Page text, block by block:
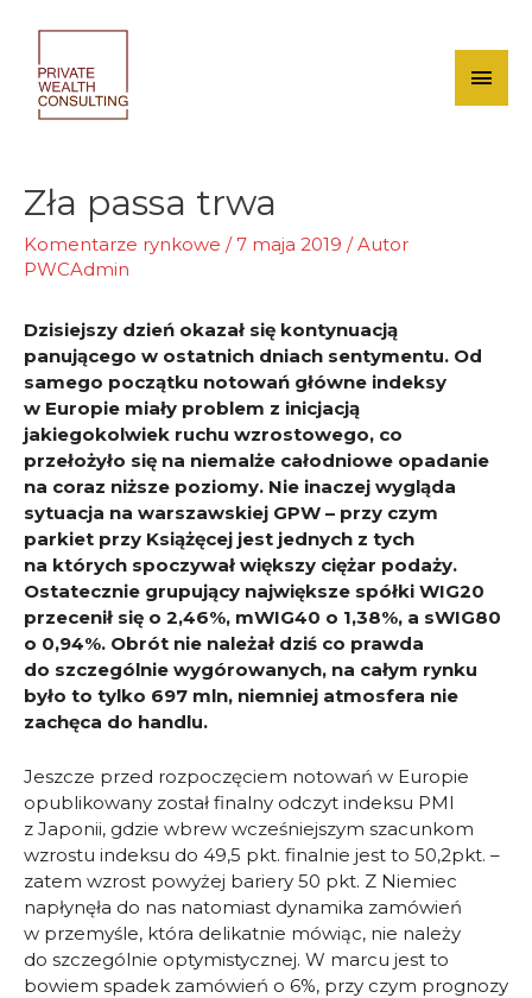
content
Main
Zła passa trwa
Komentarze rynkowe /7 maja 2019 / Autor
PWCAdmin
Dzisiejszy dzień okazał się kontynuacją
panującego w ostatnich dniach sentymentu. Od
samego początku notowań główne indeksy
w Europie miały problem z inicjacją
jakiegokolwiek ruchu wzrostowego, co
przełożyło się na niemalże całodniowe opadanie
na coraz niższe poziomy. Nie inaczej wygląda
sytuacja na warszawskiej GPW – przy czym
parkiet przy Książęcej jest jednych z tych
na których spoczywał większy ciężar podaży.
Ostatecznie grupujący największe spółki WIG20
przecenił się o 2,46%, mWIG40 o 1,38%, a sWIG80
o 0,94%. Obrót nie należał dziś co prawda
do szczególnie wygórowanych, na całym rynku
było to tylko 697 mln, niemniej atmosfera nie
zachęca do handlu.
Jeszcze przed rozpoczęciem notowań w Europie
opublikowany został finalny odczyt indeksu PMI
z Japonii, gdzie wbrew wcześniejszym szacunkom
wzrostu indeksu do 49,5 pkt. finalnie jest to 50,2pkt. –
zatem wzrost powyżej bariery 50 pkt. Z Niemiec
napłynęła do nas natomiast dynamika zamówień
w przemyśle, która delikatnie mówiąc, nie należy
do szczególnie optymistycznej. W marcu jest to
bowiem spadek zamówień o 6%, przy czym prognozy